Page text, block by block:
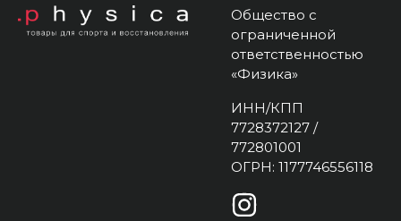
Общество с
ограниченной
ответственностью
«Физика»
ИНН/КПП
7728372127 /
772801001
ОГРН: 1177746556118